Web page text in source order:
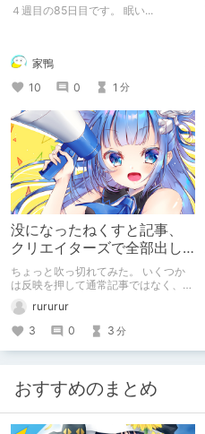
４週目の85日目です。 眠い...
家鴨
10
0 1 分
没になったねくすと記事、
クリエイターズで全部出し
てみます。
ちょっと吹っ切れてみた。 いくつか
は反映を押して通常記事ではなく、ク
なと。rururur
3
0 3 分
おすすめのまとめ